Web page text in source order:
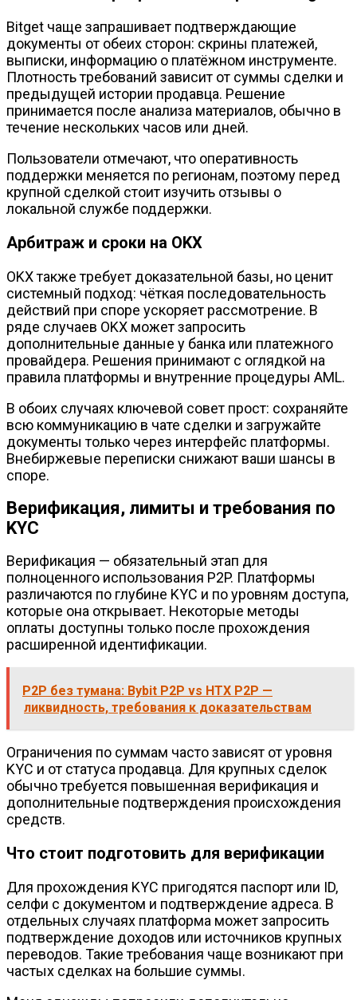
Bitget чаще запрашивает подтверждающие
документы от обеих сторон: скрины платежей,
выписки, информацию о платёжном инструменте.
Плотность требований зависит от суммы сделки и
предыдущей истории продавца. Решение
принимается после анализа материалов, обычно в
течение нескольких часов или дней.
Пользователи отмечают, что оперативность
поддержки меняется по регионам, поэтому перед
крупной сделкой стоит изучить отзывы о
локальной службе поддержки.
Арбитраж и сроки на OKX
OKX также требует доказательной базы, но ценит
системный подход: чёткая последовательность
действий при споре ускоряет рассмотрение. В
ряде случаев OKX может запросить
дополнительные данные у банка или платежного
провайдера. Решения принимают с оглядкой на
правила платформы и внутренние процедуры AML.
В обоих случаях ключевой совет прост: сохраняйте
всю коммуникацию в чате сделки и загружайте
документы только через интерфейс платформы.
Внебиржевые переписки снижают ваши шансы в
споре.
Верификация, лимиты и требования по
KYC
Верификация — обязательный этап для
полноценного использования P2P. Платформы
различаются по глубине KYC и по уровням доступа,
которые она открывает. Некоторые методы
оплаты доступны только после прохождения
расширенной идентификации.
P2P без тумана: Bybit P2P vs HTX P2P —
ликвидность, требования к доказательствам
Ограничения по суммам часто зависят от уровня
KYC и от статуса продавца. Для крупных сделок
обычно требуется повышенная верификация и
дополнительные подтверждения происхождения
средств.
Что стоит подготовить для верификации
Для прохождения KYC пригодятся паспорт или ID,
селфи с документом и подтверждение адреса. В
отдельных случаях платформа может запросить
подтверждение доходов или источников крупных
переводов. Такие требования чаще возникают при
частых сделках на большие суммы.